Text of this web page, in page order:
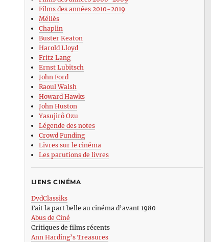
Films des années 2010-2019
Méliès
Chaplin
Buster Keaton
Harold Lloyd
Fritz Lang
Ernst Lubitsch
John Ford
Raoul Walsh
Howard Hawks
John Huston
Yasujirô Ozu
Légende des notes
Crowd Funding
Livres sur le cinéma
Les parutions de livres
LIENS CINÉMA
DvdClassiks
Fait la part belle au cinéma d’avant 1980
Abus de Ciné
Critiques de films récents
Ann Harding’s Treasures